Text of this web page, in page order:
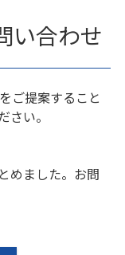
い合わせ
ご提案すること
い。
めました。お問